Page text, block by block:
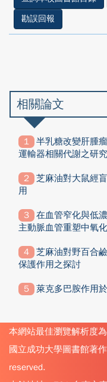
勘誤回報
相關論文
半乳糖改變肝腫
運輸器相關代謝之研究
芝麻油對大鼠經
用
在血管窄化與低
主動脈血管重塑中氧
芝麻油對野百合
保護作用之探討
萊克多巴胺作用
本網站最佳瀏覽解析度
國立成功大學圖書館著
reserved.